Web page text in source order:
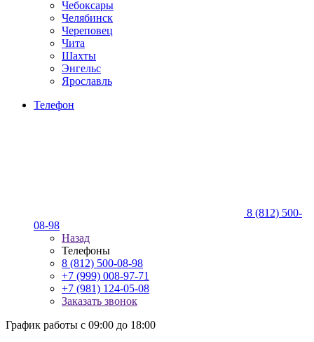
Чебоксары
Челябинск
Череповец
Чита
Шахты
Энгельс
Ярославль
Телефон
8 (812) 500-
08-98
Назад
Телефоны
8 (812) 500-08-98
+7 (999) 008-97-71
+7 (981) 124-05-08
Заказать звонок
График работы с 09:00 до 18:00